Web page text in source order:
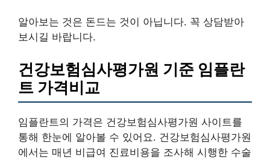
알아보는 것은 돈드는 것이 아닙니다. 꼭 상담받아
보시길 바랍니다.
건강보험심사평가원 기준 임플란
트 가격비교
임플란트의 가격은 건강보험심사평가원 사이트를
통해 한눈에 알아볼 수 있어요. 건강보험심사평가원
에서는 매년 비급여 진료비용을 조사해 시행한 수술